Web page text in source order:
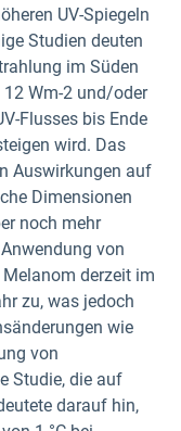
UV-Spiegeln
Studien deuten
im Süden
Wm-2 und/oder
Flusses bis Ende
wird. Das
Auswirkungen auf
Dimensionen
noch mehr
von
derzeit im
zu, was jedoch
wie
von
Studie, die auf
darauf hin,